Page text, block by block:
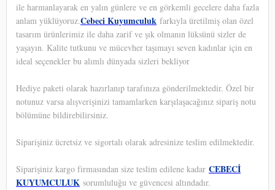
ile harmanlayarak en yalın günlere ve en görkemli gecelere daha fazla
anlam yüklüyoruz.Cebeci Kuyumculuk farkıyla üretilmiş olan özel
tasarım ürünlerimiz ile daha zarif ve şık olmanın lüksünü sizler de
yaşayın. Kalite tutkunu ve mücevher taşımayı seven kadınlar için en
ideal seçenekler bu alımlı dünyada sizleri bekliyor
Hediye paketi olarak hazırlanıp tarafınıza gönderilmektedir. Özel bir
notunuz varsa alışverişinizi tamamlarken karşılaşacağınız sipariş notu
bölümüne bildirebilirsiniz.
Siparişiniz ücretsiz ve sigortalı olarak adresinize teslim edilmektedir.
Siparişiniz kargo firmasından size teslim edilene kadar CEBECİ
KUYUMCULUK sorumluluğu ve güvencesi altındadır.